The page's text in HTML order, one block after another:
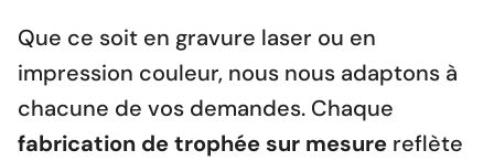
Que ce soit en gravure laser ou en
impression couleur, nous nous adaptons à
chacune de vos demandes. Chaque
fabrication de trophée sur mesure reflète